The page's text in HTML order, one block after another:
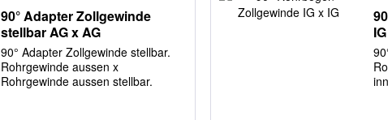
90° Adapter Zollgewinde
stellbar AG x AG
90° Adapter Zollgewinde stellbar.
Rohrgewinde aussen x
Rohrgewinde aussen stellbar.